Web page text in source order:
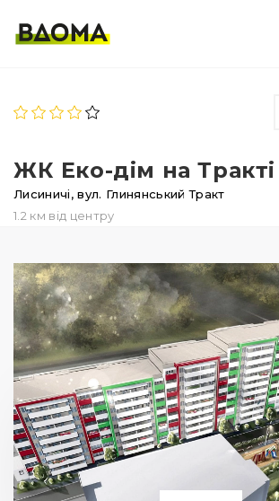
ЖК Еко-дім на
Лисиничі,вул. Глинянський Тракт
1.2 км від центру